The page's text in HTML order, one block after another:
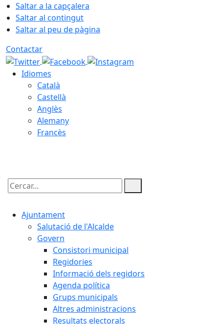
Saltar a la capçalera
Saltar al contingut
Saltar al peu de pàgina
Contactar
Idiomes
Català
Castellà
Anglès
Alemany
Francès
Cercar:
Ajuntament
Salutació de l'Alcalde
Govern
Consistori municipal
Regidories
Informació dels regidors
Agenda política
Grups municipals
Altres administracions
Resultats electorals